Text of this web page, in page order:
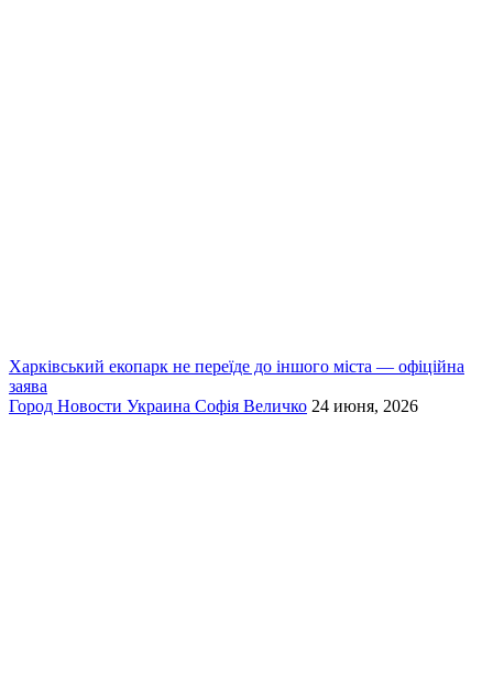
Харківський екопарк не переїде до іншого міста — офіційна
заява
Город Новости Украина Софія Величко 24 июня, 2026